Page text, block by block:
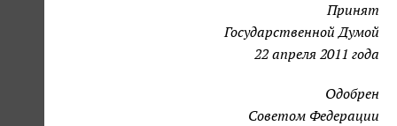
Принят
Государственной Думой
22 апреля 2011 года
Одобрен
Советом Федерации